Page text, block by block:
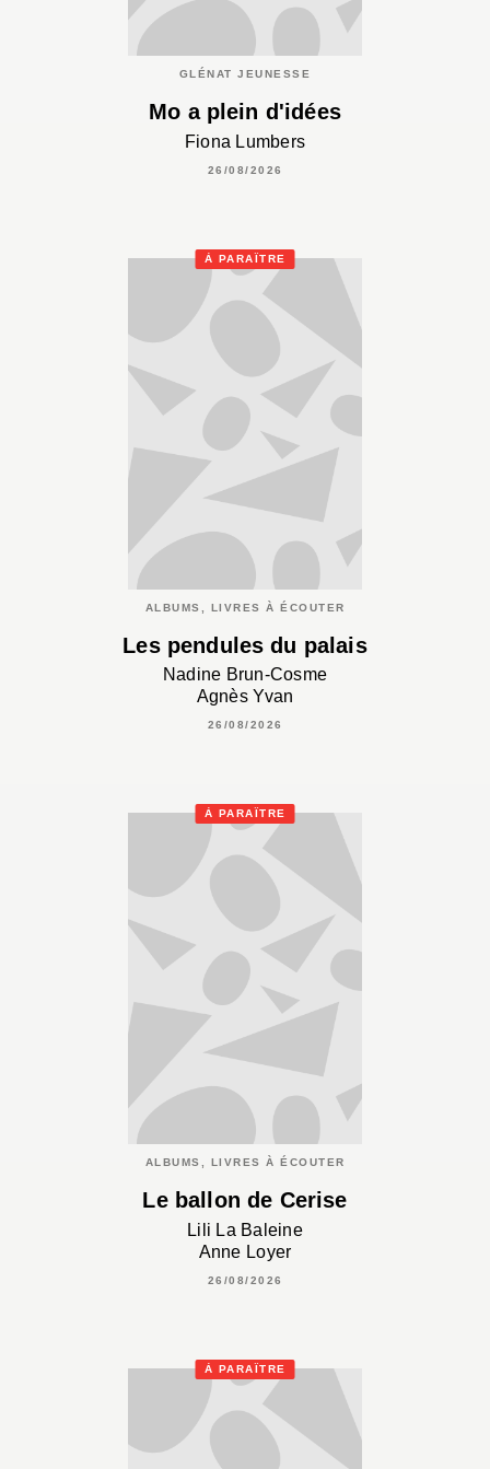
GLÉNAT JEUNESSE
Mo a plein d'idées
Fiona Lumbers
26/08/2026
À PARAÎTRE
ALBUMS, LIVRES À ÉCOUTER
Les pendules du palais
Nadine Brun-Cosme
Agnès Yvan
26/08/2026
À PARAÎTRE
ALBUMS, LIVRES À ÉCOUTER
Le ballon de Cerise
Lili La Baleine
Anne Loyer
26/08/2026
À PARAÎTRE